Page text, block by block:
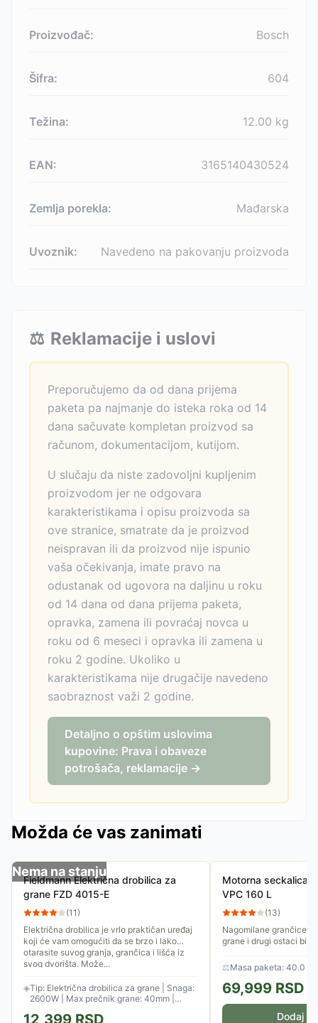
Proizvođač: Bosch
Šifra: 604
Težina: 12.00 kg
EAN: 3165140430524
Zemlja porekla: Mađarska
Uvoznik: Navedeno na pakovanju proizvoda
⚖️ Reklamacije i uslovi
Preporučujemo da od dana prijema
paketa pa najmanje do isteka roka od 14
dana sačuvate kompletan proizvod sa
računom, dokumentacijom, kutijom.
U slučaju da niste zadovoljni kupljenim
proizvodom jer ne odgovara
karakteristikama i opisu proizvoda sa
ove stranice, smatrate da je proizvod
neispravan ili da proizvod nije ispunio
vaša očekivanja, imate pravo na
odustanak od ugovora na daljinu u roku
od 14 dana od dana prijema paketa,
opravka, zamena ili povraćaj novca u
roku od 6 meseci i opravka ili zamena u
roku 2 godine. Ukoliko u
karakteristikama nije drugačije navedeno
saobraznost važi 2 godine.
Detaljno o opštim uslovima
kupovine: Prava i obaveze
potrošača, reklamacije →
Možda će vas zanimati
Nema na stanju
Fieldmann Električna drobilica za
grane FZD 4015-E
(11)
Električna drobilica je vrlo praktičan uređaj
koji će vam omogućiti da se brzo i lako
otarasite suvog granja, grančica i lišća iz
svog dvorišta. Može...
◈Tip: Električna drobilica za grane | Snaga:
2600W | Max prečnik grane: 40mm |
12,399 RSD
Motorna seckalica
VPC 160 L
(13)
Nagomilane grančice,
grane i drugi ostaci
da se efikasno...
⚖Masa paketa: 40.0 kg
69,999 RSD
Dodaj u